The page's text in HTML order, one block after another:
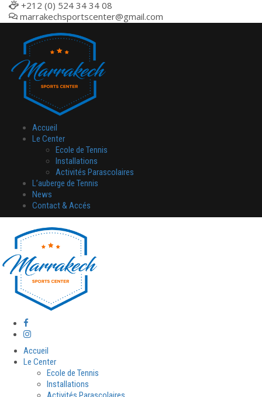
+212 (0) 524 34 34 08
marrakechsportscenter@gmail.com
Accueil
Le Center
Ecole de Tennis
Installations
Activités Parascolaires
L’auberge de Tennis
News
Contact & Accés
Accueil
Le Center
Ecole de Tennis
Installations